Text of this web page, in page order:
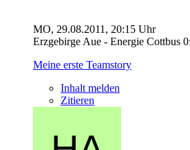
MO, 29.08.2011, 20:15 Uhr
Erzgebirge Aue - Energie Cottbus
Meine erste Teamstory
Inhalt melden
Zitieren